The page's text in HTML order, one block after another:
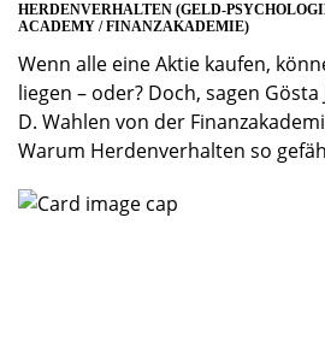
HERDENVERHALTEN (GELD-
ACADEMY / FINANZAKADEMIE)
Wenn alle eine Aktie kaufen,
liegen – oder? Doch, sagen
D. Wahlen von der
Warum Herdenverhalten so